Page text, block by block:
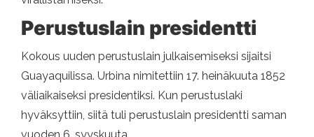
Perustuslain presidentti
Kokous uuden perustuslain julkaisemiseksi sijaitsi
Guayaquilissa. Urbina nimitettiin 17. heinäkuuta 1852
väliaikaiseksi presidentiksi. Kun perustuslaki
hyväksyttiin, siitä tuli perustuslain presidentti saman
vuoden 6. syyskuuta.